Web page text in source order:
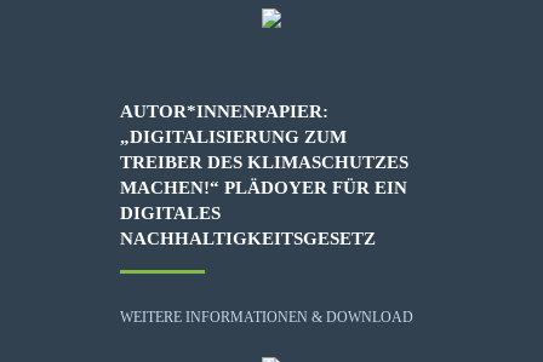
AUTOR*INNENPAPIER:
„DIGITALISIERUNG ZUM
TREIBER DES KLIMASCHUTZES
MACHEN!“ PLÄDOYER FÜR EIN
DIGITALES
NACHHALTIGKEITSGESETZ
WEITERE INFORMATIONEN & DOWNLOAD